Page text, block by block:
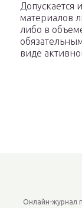
Допускается
материалов
либо в
виде
Онлайн-журнал